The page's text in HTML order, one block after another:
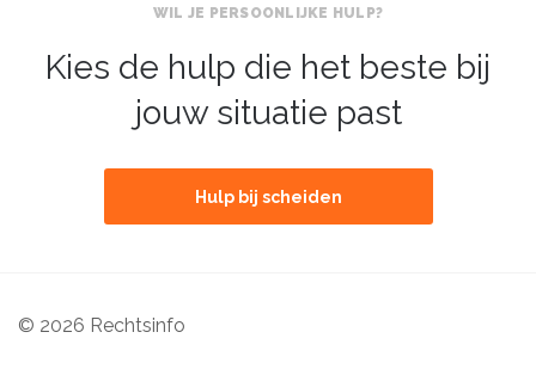
WIL JE PERSOONLIJKE HULP?
Kies de hulp die het beste bij
jouw situatie past
Hulp bij scheiden
© 2026 Rechtsinfo